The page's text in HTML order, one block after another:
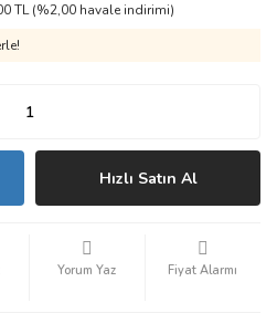
TL (%2,00 havale indirimi)
Hızlı Satın Al
Yorum Yaz Fiyat Alarmı